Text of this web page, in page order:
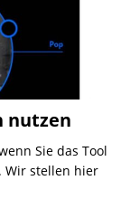
nutzen
Sie das Tool
Wir stellen hier